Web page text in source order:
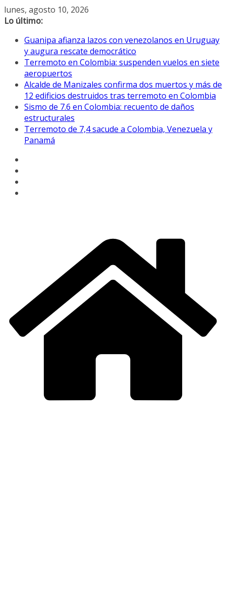
Saltar
al
lunes, agosto 10, 2026
Lo último:
Guanipa afianza lazos con venezolanos en Uruguay
y augura rescate democrático
Terremoto en Colombia: suspenden vuelos en siete
aeropuertos
Alcalde de Manizales confirma dos muertos y más de
12 edificios destruidos tras terremoto en Colombia
Sismo de 7.6 en Colombia: recuento de daños
estructurales
Terremoto de 7,4 sacude a Colombia, Venezuela y
Panamá